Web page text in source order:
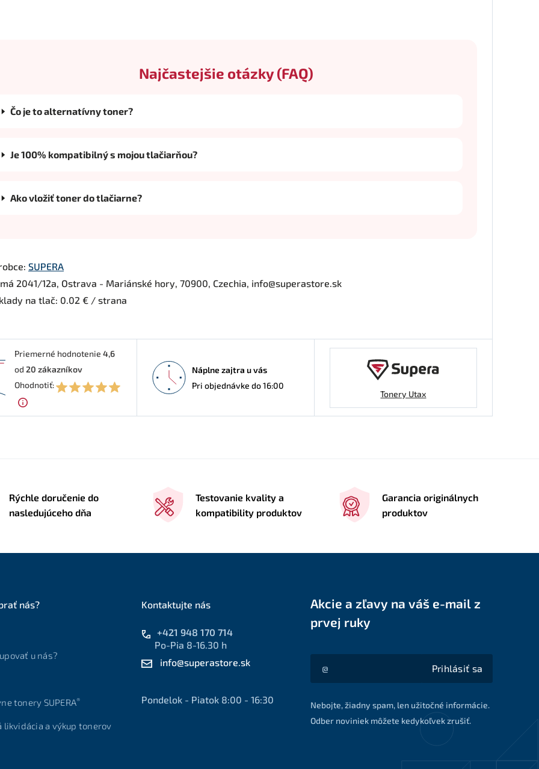
Najčastejšie otázky (FAQ)
Čo je to alternatívny toner?
Je 100% kompatibilný s mojou tlačiarňou?
Ako vložiť toner do tlačiarne?
SUPERA
2041/12a, Ostrava - Mariánské hory, 70900, Czechia, info@superastore.sk
na tlač: 0.02 € / strana
Priemerné hodnotenie4,6
od20 zákazníkov
Ohodnotiť:
Náplne zajtra u vás
Pri objednávke do 16:00
Tonery Utax
Rýchle doručenie do
nasledujúceho dňa
Testovanie kvality a
kompatibility produktov
Garancia originálnych
produktov
nás?
u nás?
tonery SUPERA®
likvidácia a výkup tonerov
Kontaktujte nás
+421 948 170 714
Po-Pia 8-16.30 h
info@superastore.sk
Pondelok - Piatok 8:00 - 16:30
Akcie a zľavy na váš e-mail z
prvej ruky
Akcie a zľavy na váš e-mail z prvej ruky
Prihlásiť sa
Nebojte, žiadny spam, len užitočné informácie.
Odber noviniek môžete kedykoľvek zrušiť.